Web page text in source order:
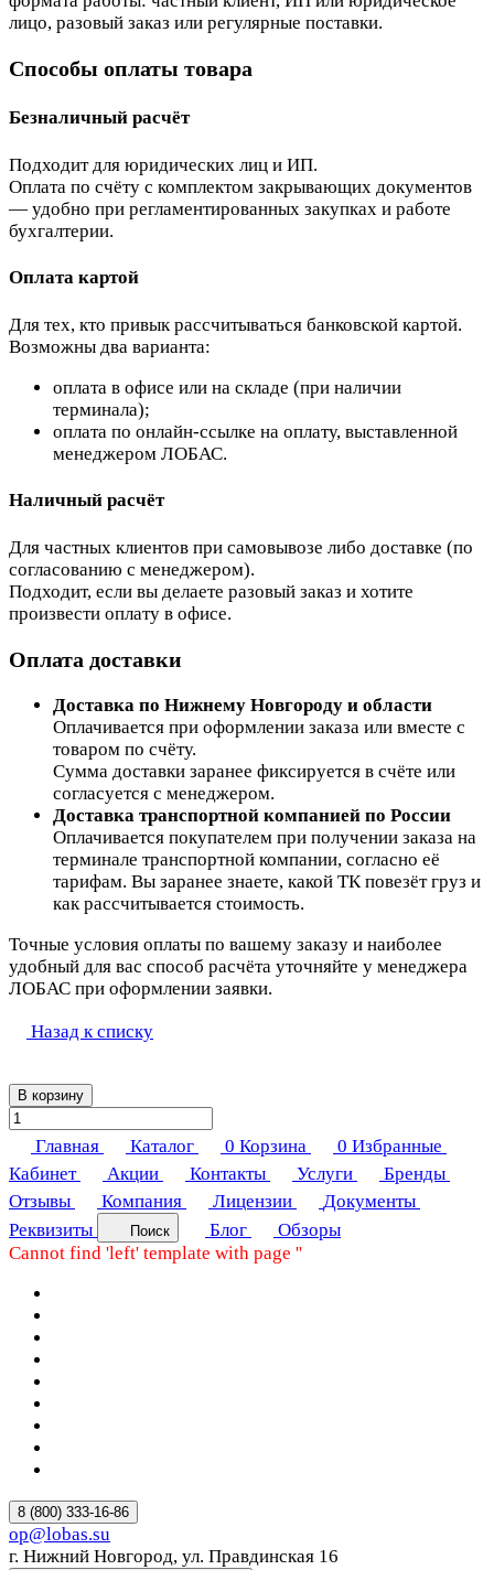
лицо, разовый заказ или регулярные поставки.
Способы оплаты товара
Безналичный расчёт
Подходит для юридических лиц и ИП.
Оплата по счёту с комплектом закрывающих документов
— удобно при регламентированных закупках и работе
бухгалтерии.
Оплата картой
Для тех, кто привык рассчитываться банковской картой.
Возможны два варианта:
оплата в офисе или на складе (при наличии
терминала);
оплата по онлайн-ссылке на оплату, выставленной
менеджером ЛОБАС.
Наличный расчёт
Для частных клиентов при самовывозе либо доставке (по
согласованию с менеджером).
Подходит, если вы делаете разовый заказ и хотите
произвести оплату в офисе.
Оплата доставки
Доставка по Нижнему Новгороду и области
Оплачивается при оформлении заказа или вместе с
товаром по счёту.
Сумма доставки заранее фиксируется в счёте или
согласуется с менеджером.
Доставка транспортной компанией по России
Оплачивается покупателем при получении заказа на
терминале транспортной компании, согласно её
тарифам. Вы заранее знаете, какой ТК повезёт груз и
как рассчитывается стоимость.
Точные условия оплаты по вашему заказу и наиболее
удобный для вас способ расчёта уточняйте у менеджера
ЛОБАС при оформлении заявки.
Назад к списку
В корзину
Главная Каталог 0 Корзина 0 Избранные
Кабинет
Акции Контакты Услуги
Бренды
Отзывы
Компания Лицензии
Документы
Реквизиты
Поиск Блог
Обзоры
Cannot find 'left' template with page ''
8 (800) 333-16-86
op@lobas.su
г. Нижний Новгород, ул. Правдинская 16